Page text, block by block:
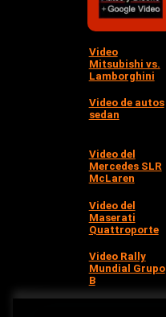
Video
Mitsubishi vs.
Lamborghini
Video de autos
sedan
Video del
Mercedes SLR
McLaren
Video del
Maserati
Quattroporte
Video Rally
Mundial Grupo
B